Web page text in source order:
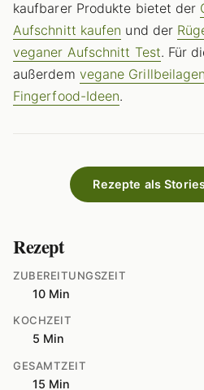
kaufbarer Produkte bietet der
Aufschnitt kaufen und der
veganer Aufschnitt Test. Für
außerdem vegane Grillbeilagen
Fingerfood-Ideen.
Rezepte als
Rezept
ZUBEREITUNGSZEIT
10 Min
KOCHZEIT
5 Min
GESAMTZEIT
15 Min